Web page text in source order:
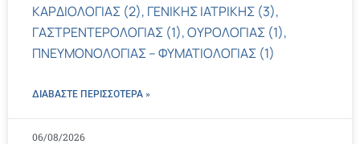
ΚΑΡΔΙΟΛΟΓΙΑΣ (2), ΓΕΝΙΚΗΣ ΙΑΤΡΙΚΗΣ (3),
ΓΑΣΤΡΕΝΤΕΡΟΛΟΓΙΑΣ (1), ΟΥΡΟΛΟΓΙΑΣ (1),
ΠΝΕΥΜΟΝΟΛΟΓΙΑΣ – ΦΥΜΑΤΙΟΛΟΓΙΑΣ (1)
ΔΙΑΒΑΣΤΕ ΠΕΡΙΣΣΌΤΕΡΑ »
06/08/2026